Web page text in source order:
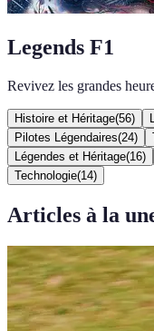
Legends F1
Revivez les grandes
Histoire et Héritage(56)
Pilotes Légendaires(24)
Légendes et Héritage(16)
Technologie(14)
Articles à la